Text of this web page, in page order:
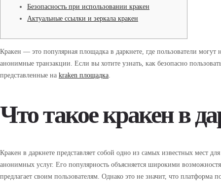
Безопасность при использовании кракен
Актуальные ссылки и зеркала кракен
Кракен — это популярная площадка в даркнете, где пользователи могут
анонимные транзакции. Если вы хотите узнать, как безопасно
представленные на kraken площадка.
Что такое кракен в
Кракен в даркнете представляет собой одно из самых известных мест
анонимных услуг. Его популярность объясняется широкими
предлагает своим пользователям. Однако это не значит, что платформа